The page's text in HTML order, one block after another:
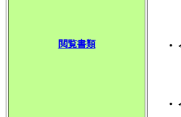
閲覧書類 ・
・